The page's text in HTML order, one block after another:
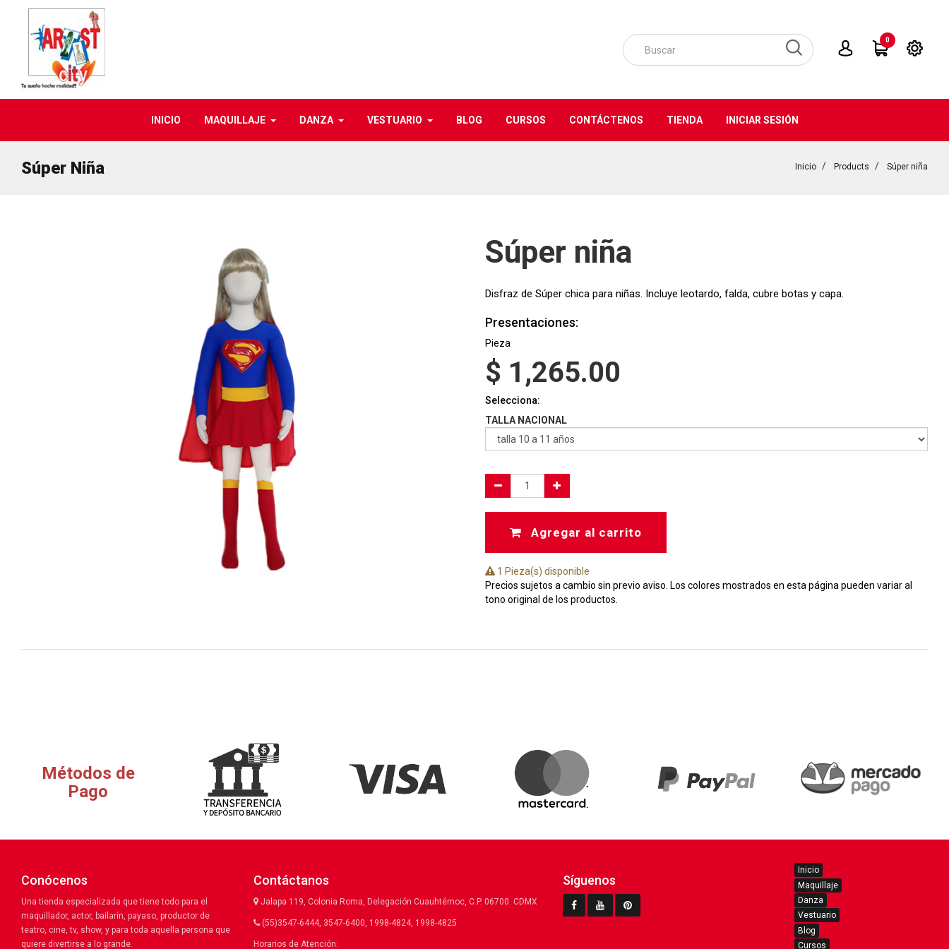
0
INICIO MAQUILLAJE DANZA VESTUARIO BLOG CURSOS CONTÁCTENOS TIENDA INICIAR SESIÓN
Súper Niña Inicio Products Súper niña
Súper niña
Disfraz de Súper chica para niñas. Incluye leotardo, falda, cubre botas y capa.
Presentaciones:
Pieza
$ 1,265.00
Selecciona:
TALLA NACIONAL
Agregar al carrito
1 Pieza(s) disponible
Precios sujetos a cambio sin previo aviso. Los colores mostrados en esta página pueden variar al
tono original de los productos.
Métodos de
Pago
Conócenos
Una tienda especializada que tiene todo para el
maquillador, actor, bailarín, payaso, productor de
teatro, cine, tv, show, y para toda aquella persona que
quiere divertirse a lo grande.
Contáctanos
Jalapa 119, Colonia Roma, Delegación Cuauhtémoc, C.P. 06700. CDMX
(55)3547-6444, 3547-6400, 1998-4824, 1998-4825
Horarios de Atención:
Síguenos
Inicio
Maquillaje
Danza
Vestuario
Blog
Cursos